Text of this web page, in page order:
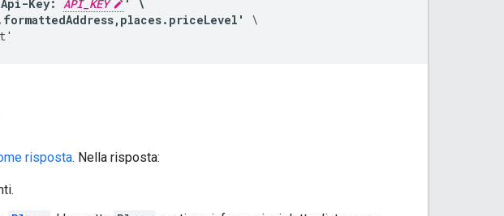
Key: API_KEY
' \
\
risposta. Nella risposta: